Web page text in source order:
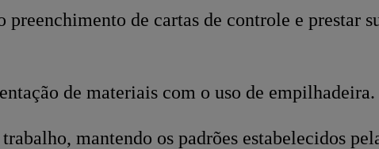
de cartas de controle e prestar
de materiais com o uso de empilhadeira.
mantendo os padrões estabelecidos